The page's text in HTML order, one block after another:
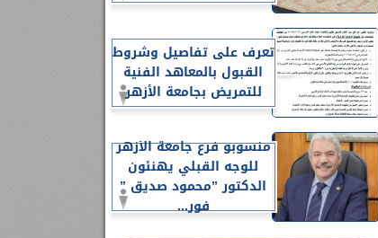
تعرف على تفاصيل وشروط
القبول بالمعاهد الفنية
للتمريض بجامعة الأزهر
منسوبو فرع جامعة الأزهر
للوجه القبلي يهنئون
الدكتور ”محمود صديق ”
فور...